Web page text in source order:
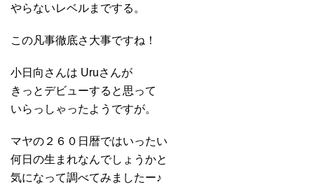
やらないレベルまでする。
この凡事徹底さ大事ですね！
小日向さんは Uruさんが
きっとデビューすると思って
いらっしゃったようですが。
マヤの２６０日暦ではいったい
何日の生まれなんでしょうかと
気になって調べてみましたー♪